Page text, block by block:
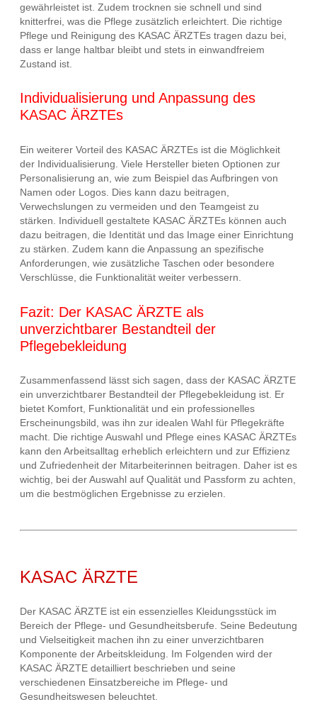
gewährleistet ist. Zudem trocknen sie schnell und sind
knitterfrei, was die Pflege zusätzlich erleichtert. Die richtige
Pflege und Reinigung des KASAC ÄRZTEs tragen dazu bei,
dass er lange haltbar bleibt und stets in einwandfreiem
Zustand ist.
Individualisierung und Anpassung des
KASAC ÄRZTEs
Ein weiterer Vorteil des KASAC ÄRZTEs ist die Möglichkeit
der Individualisierung. Viele Hersteller bieten Optionen zur
Personalisierung an, wie zum Beispiel das Aufbringen von
Namen oder Logos. Dies kann dazu beitragen,
Verwechslungen zu vermeiden und den Teamgeist zu
stärken. Individuell gestaltete KASAC ÄRZTEs können auch
dazu beitragen, die Identität und das Image einer Einrichtung
zu stärken. Zudem kann die Anpassung an spezifische
Anforderungen, wie zusätzliche Taschen oder besondere
Verschlüsse, die Funktionalität weiter verbessern.
Fazit: Der KASAC ÄRZTE als
unverzichtbarer Bestandteil der
Pflegebekleidung
Zusammenfassend lässt sich sagen, dass der KASAC ÄRZTE
ein unverzichtbarer Bestandteil der Pflegebekleidung ist. Er
bietet Komfort, Funktionalität und ein professionelles
Erscheinungsbild, was ihn zur idealen Wahl für Pflegekräfte
macht. Die richtige Auswahl und Pflege eines KASAC ÄRZTEs
kann den Arbeitsalltag erheblich erleichtern und zur Effizienz
und Zufriedenheit der Mitarbeiterinnen beitragen. Daher ist es
wichtig, bei der Auswahl auf Qualität und Passform zu achten,
um die bestmöglichen Ergebnisse zu erzielen.
KASAC ÄRZTE
Der KASAC ÄRZTE ist ein essenzielles Kleidungsstück im
Bereich der Pflege- und Gesundheitsberufe. Seine Bedeutung
und Vielseitigkeit machen ihn zu einer unverzichtbaren
Komponente der Arbeitskleidung. Im Folgenden wird der
KASAC ÄRZTE detailliert beschrieben und seine
verschiedenen Einsatzbereiche im Pflege- und
Gesundheitswesen beleuchtet.